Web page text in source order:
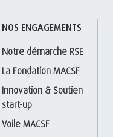
NOS ENGAGEMENTS
Notre démarche RSE
La Fondation MACSF
Innovation & Soutien
start-up
Voile MACSF